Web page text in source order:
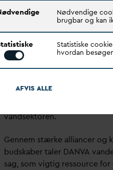
vandsektoren.
Gennem stærke alliancer og
budskaber taler DANVA v
sag, som vigtig ressource for
Nødvendige
brugbar og kan
Statistiske
hvordan
AFVIS ALLE